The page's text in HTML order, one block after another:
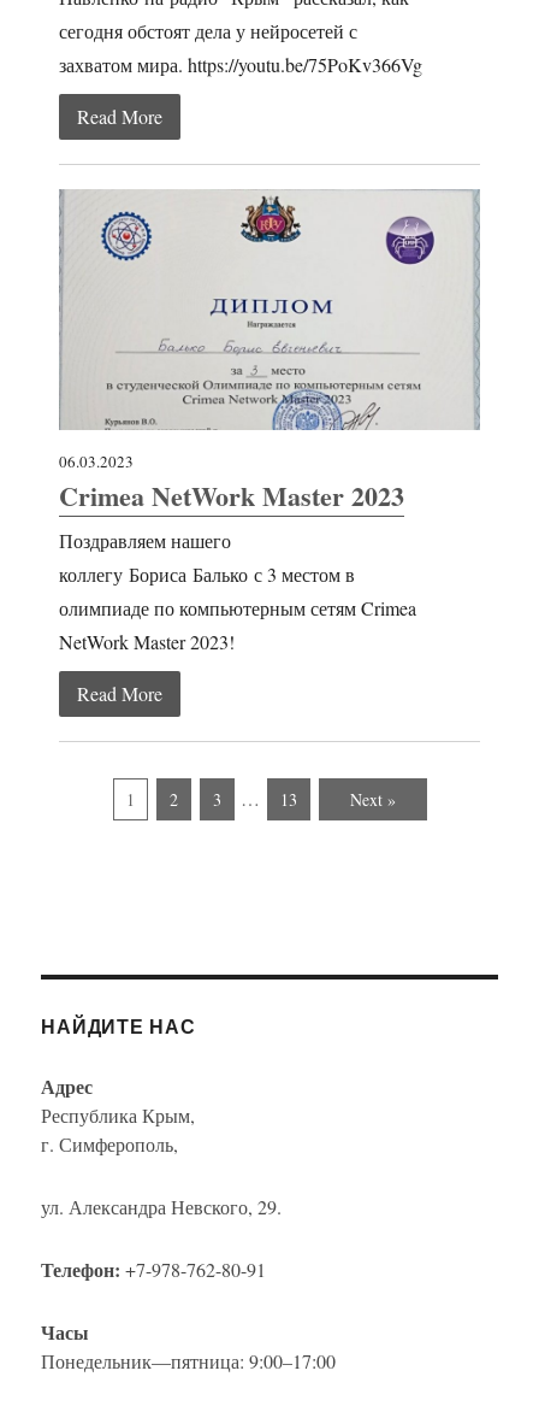
сегодня обстоят дела у нейросетей с
захватом мира. https://youtu.be/75PoKv366Vg
Read More
06.03.2023
Crimea NetWork Master 2023
Поздравляем нашего
коллегу Бориса Балько с 3 местом в
олимпиаде по компьютерным сетям Crimea
NetWork Master 2023!
Read More
1 2 3 … 13 Next »
НАЙДИТЕ НАС
Адрес
Республика Крым,
г. Симферополь,
ул. Александра Невского, 29.
Телефон: +7-978-762-80-91
Часы
Понедельник—пятница: 9:00–17:00